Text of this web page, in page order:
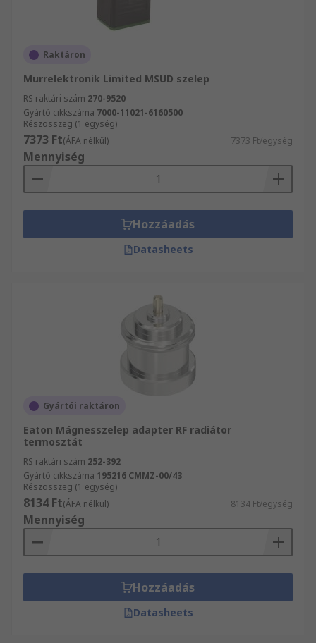
Raktáron
Murrelektronik Limited MSUD szelep
RS raktári szám 270-9520
Gyártó cikkszáma 7000-11021-6160500
Részösszeg (1 egység)
7373 Ft(ÁFA nélkül) 7373 Ft/egység
Mennyiség
Hozzáadás
Datasheets
Gyártói raktáron
Eaton Mágnesszelep adapter RF radiátor
termosztát
RS raktári szám 252-392
Gyártó cikkszáma 195216 CMMZ-00/43
Részösszeg (1 egység)
8134 Ft(ÁFA nélkül) 8134 Ft/egység
Mennyiség
Hozzáadás
Datasheets